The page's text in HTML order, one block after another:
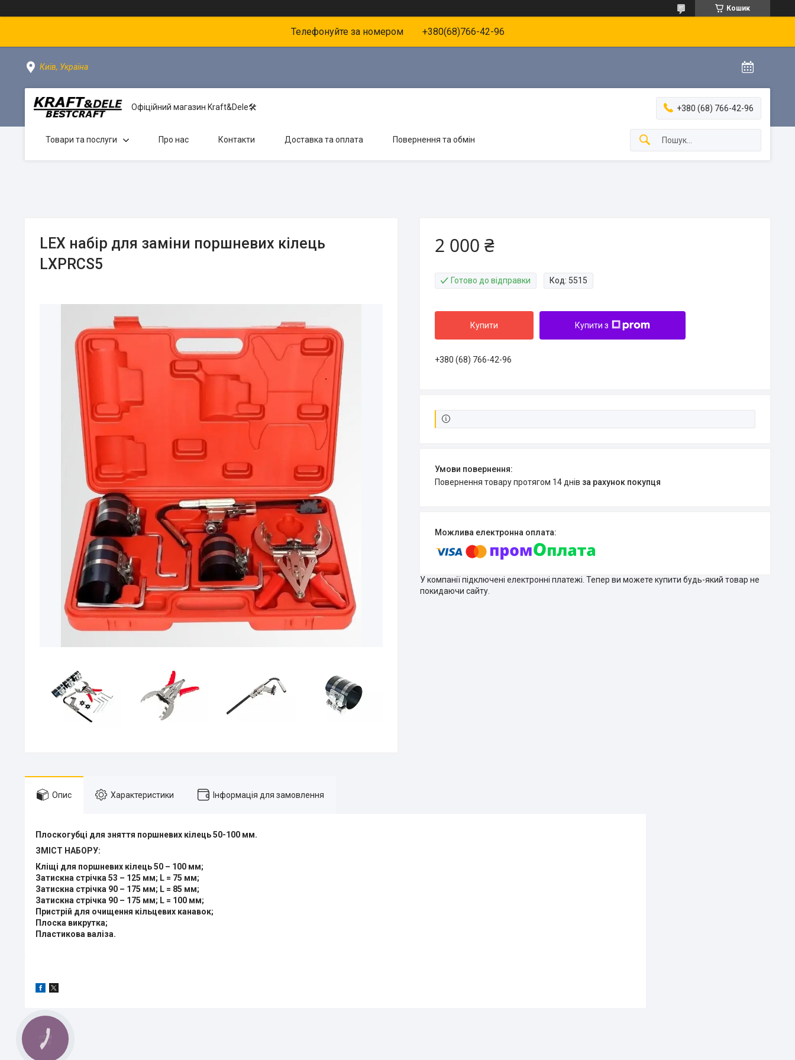
Кошик
Телефонуйте за номером +380(68)766-42-96
Київ, Україна
Офіційний магазин Kraft&Dele🛠 +380 (68) 766-42-96
Товари та послуги Про нас Контакти Доставка та оплата Повернення та обмін
LEX набір для заміни поршневих кілець
LXPRCS5
2 000 ₴
Готово до відправки Код: 5515
Купити Купити з
+380 (68) 766-42-96
повернення товару протягом 14 днів за рахунок покупця
У компанії підключені електронні платежі. Тепер ви можете купити будь-який товар не
покидаючи сайту.
Опис Характеристики Інформація для замовлення
Плоскогубці для зняття поршневих кілець 50-100 мм.
ЗМІСТ НАБОРУ:
Кліщі для поршневих кілець 50 – 100 мм;
Затискна стрічка 53 – 125 мм; L = 75 мм;
Затискна стрічка 90 – 175 мм; L = 85 мм;
Затискна стрічка 90 – 175 мм; L = 100 мм;
Пристрій для очищення кільцевих канавок;
Плоска викрутка;
Пластикова валіза.
КНОПКА
ЗВ'ЯЗКУ